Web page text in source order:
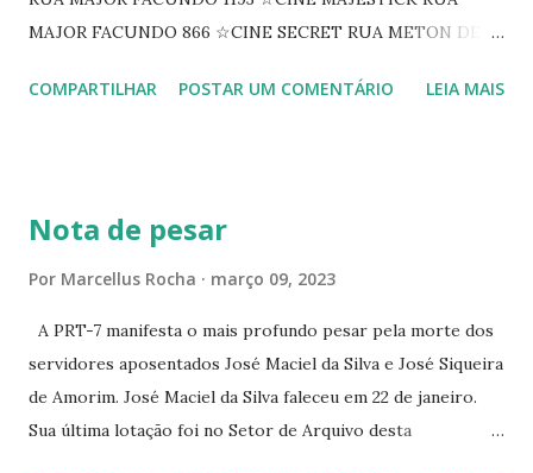
MAJOR FACUNDO 866 ☆CINE SECRET RUA METON DE
PEIXOTO 1307 ☆CINE IRIS RUA FLORIANO PEIXOTO 1206
☆CINE VIP CLUBE RUA 24 DE MAIO 825 ☆CINE ECLIPSE
COMPARTILHAR POSTAR UM COMENTÁRIO LEIA MAIS
Nota de pesar
Por Marcellus Rocha março 09, 2023
A PRT-7 manifesta o mais profundo pesar pela morte dos
servidores aposentados José Maciel da Silva e José Siqueira
de Amorim. José Maciel da Silva faleceu em 22 de janeiro.
Sua última lotação foi no Setor de Arquivo desta